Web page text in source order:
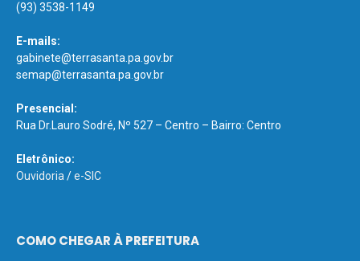
(93) 3538-1149
E-mails:
gabinete@terrasanta.pa.gov.br
semap@terrasanta.pa.gov.br
Presencial:
Rua Dr.Lauro Sodré, Nº 527 – Centro – Bairro: Centro
Eletrônico:
Ouvidoria/e-SIC
COMO CHEGAR À PREFEITURA